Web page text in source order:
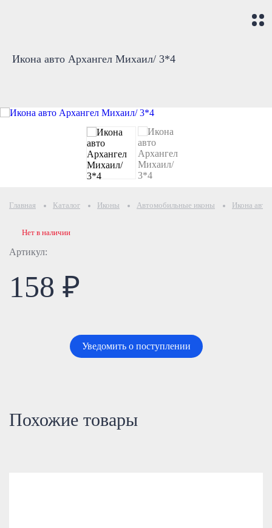
Икона авто Архангел Михаил/ 3*4
Главная Каталог Иконы Автомобильные иконы Икона
Артикул:
Нет в наличии
158 ₽
Уведомить о поступлении
Похожие товары